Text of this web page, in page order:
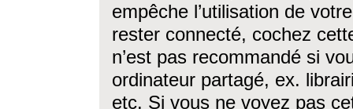
empêche l’utilisation de
rester connecté, cochez
n’est pas recommandé si
ordinateur partagé, ex.
etc. Si vous ne voyez pas